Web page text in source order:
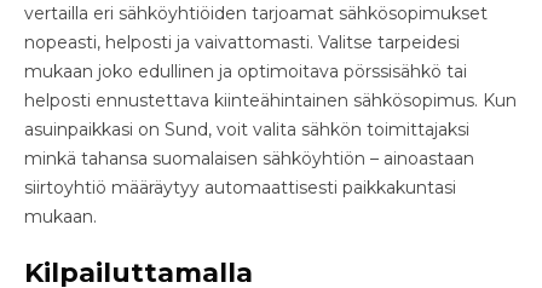
vertailla eri sähköyhtiöiden tarjoamat sähkösopimukset
nopeasti, helposti ja vaivattomasti. Valitse tarpeidesi
mukaan joko edullinen ja optimoitava pörssisähkö tai
helposti ennustettava kiinteähintainen sähkösopimus. Kun
asuinpaikkasi on Sund, voit valita sähkön toimittajaksi
minkä tahansa suomalaisen sähköyhtiön – ainoastaan
siirtoyhtiö määräytyy automaattisesti paikkakuntasi
mukaan.
Kilpailuttamalla